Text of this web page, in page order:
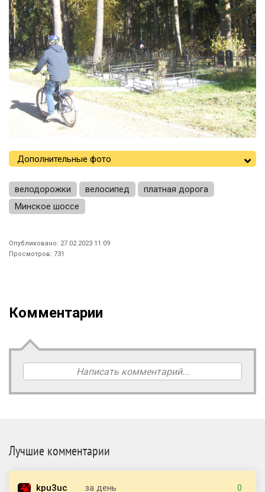
Дополнительные фото
велодорожки велосипед
платная дорога
Минское шоссе
Опубликовано: 27.02.2023 11:09
Просмотров: 731
Комментарии
Написать комментарий...
Лучшие комментарии
kpu3uc за день 0